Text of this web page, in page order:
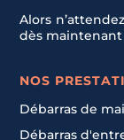
Alors
dès maintenant
NOS
Débarras de
Débarras